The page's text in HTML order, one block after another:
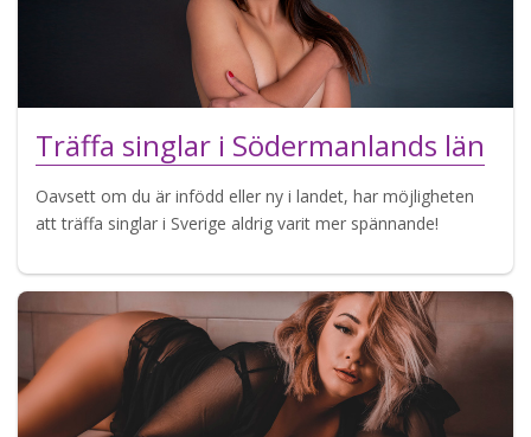
Träffa singlar i Södermanlands län
Oavsett om du är infödd eller ny i landet, har möjligheten
att träffa singlar i Sverige aldrig varit mer spännande!